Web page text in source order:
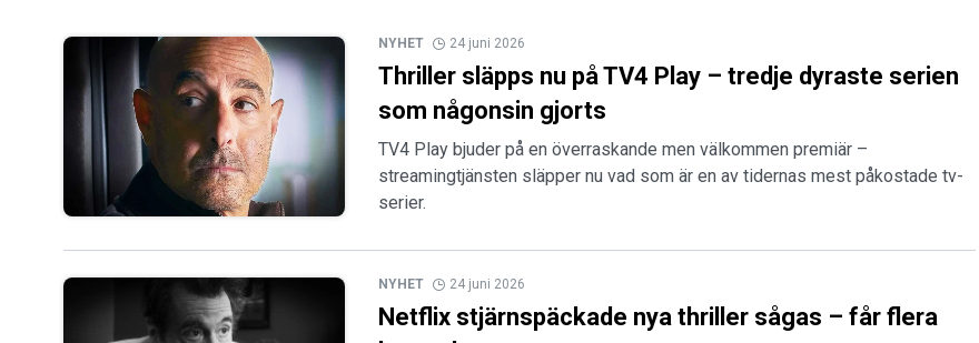
NYHET 24 juni 2026
Thriller släpps nu på TV4 Play – tredje dyraste serien
som någonsin gjorts
TV4 Play bjuder på en överraskande men välkommen premiär –
streamingtjänsten släpper nu vad som är en av tidernas mest påkostade tv-
serier.
NYHET 24 juni 2026
Netflix stjärnspäckade nya thriller sågas – får flera